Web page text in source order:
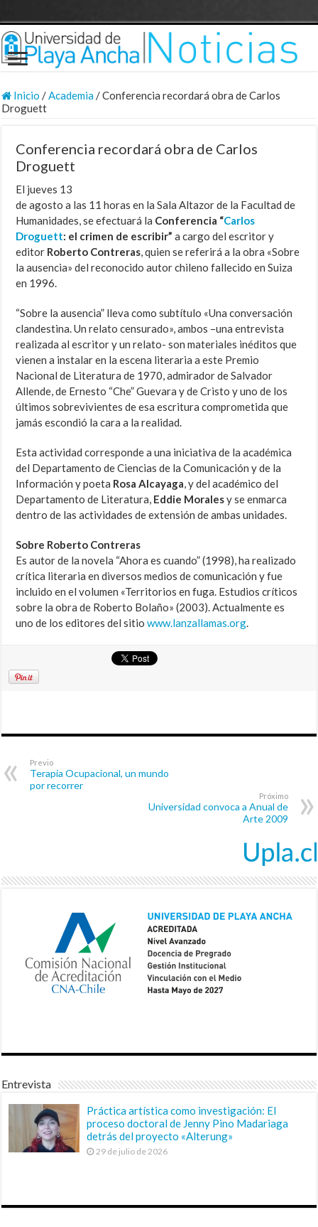
Inicio /Academia/Conferencia recordará obra de Carlos
Droguett
Conferencia recordará obra de Carlos
Droguett
El jueves 13
de agosto a las 11 horas en la Sala Altazor de la Facultad de
Humanidades, se efectuará la Conferencia “Carlos
Droguett: el crimen de escribir” a cargo del escritor y
editor Roberto Contreras, quien se referirá a la obra «Sobre
la ausencia» del reconocido autor chileno fallecido en Suiza
en 1996.
“Sobre la ausencia” lleva como subtítulo «Una conversación
clandestina. Un relato censurado», ambos –una entrevista
realizada al escritor y un relato- son materiales inéditos que
vienen a instalar en la escena literaria a este Premio
Nacional de Literatura de 1970, admirador de Salvador
Allende, de Ernesto “Che” Guevara y de Cristo y uno de los
últimos sobrevivientes de esa escritura comprometida que
jamás escondió la cara a la realidad.
Esta actividad corresponde a una iniciativa de la académica
del Departamento de Ciencias de la Comunicación y de la
Información y poeta Rosa Alcayaga, y del académico del
Departamento de Literatura, Eddie Moralesy se enmarca
dentro de las actividades de extensión de ambas unidades.
Sobre Roberto Contreras
Es autor de la novela “Ahora es cuando” (1998), ha realizado
crítica literaria en diversos medios de comunicación y fue
incluido en el volumen «Territorios en fuga. Estudios críticos
sobre la obra de Roberto Bolaño» (2003). Actualmente es
uno de los editores del sitiowww.lanzallamas.org.
Previo
Terapia Ocupacional, un mundo
por recorrer
Próximo
Universidad convoca a Anual de
Arte 2009
Entrevista
Práctica artística como investigación: El
proceso doctoral de Jenny Pino Madariaga
detrás del proyecto «Alterung»
29 de julio de 2026